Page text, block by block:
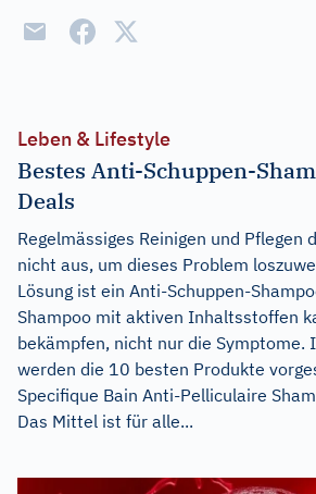
Leben & Lifestyle
Bestes Anti-Schuppen-
Deals
Regelmässiges Reinigen und Pflegen
nicht aus, um dieses Problem
Lösung ist ein Anti-Schuppen-
Shampoo mit aktiven Inhaltsstoffen
bekämpfen, nicht nur die Symptome.
werden die 10 besten Produkte
Specifique Bain Anti-Pelliculaire
Das Mittel ist für alle...